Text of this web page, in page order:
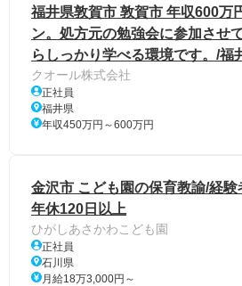
福井県敦賀市 敦賀市 年収600万
ン。処方元の勉強会に参加させ
らしっかり学べる環境です。/福
クオール株式会社
正社員
福井県
年収450万円～600万円
金沢市 こども園の保育教諭/経
年休120日以上
ひがしあさかわこども園
正社員
石川県
月給18万3,000円～